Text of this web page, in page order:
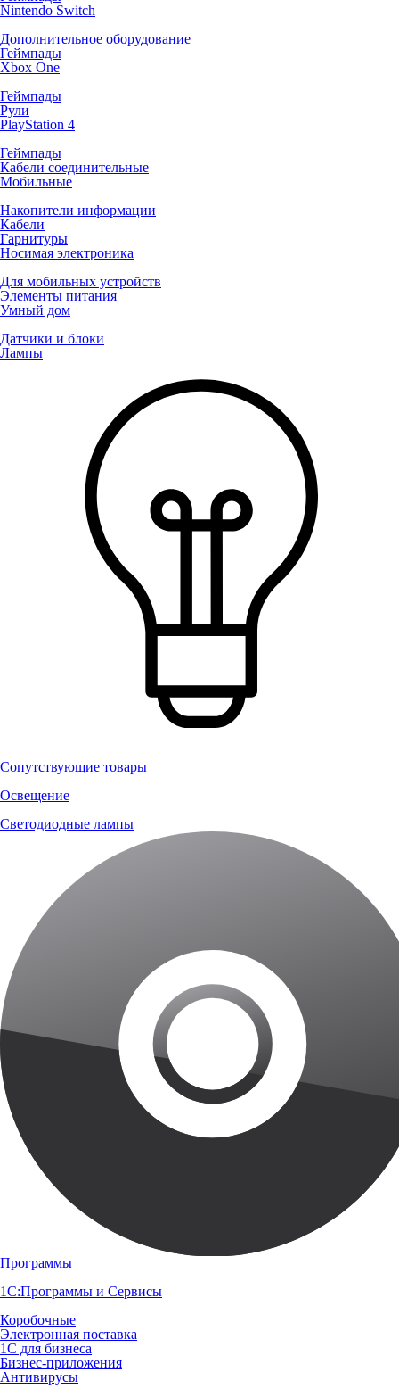
Nintendo Switch
Дополнительное оборудование
Геймпады
Xbox One
Геймпады
Рули
PlayStation 4
Геймпады
Кабели соединительные
Мобильные
Накопители информации
Кабели
Гарнитуры
Носимая электроника
Для мобильных устройств
Элементы питания
Умный дом
Датчики и блоки
Лампы
Сопутствующие товары
Освещение
Светодиодные лампы
Программы
1С:Программы и Сервисы
Коробочные
Электронная поставка
1С для бизнеса
Бизнес-приложения
Антивирусы